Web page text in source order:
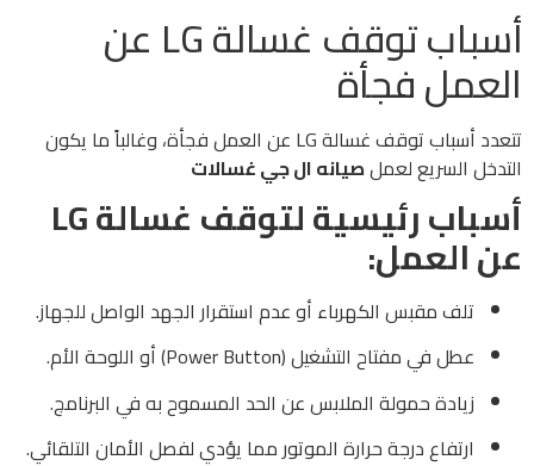
أسباب توقف غسالة LG عن
العمل فجأة
تتعدد أسباب توقف غسالة LG عن العمل فجأة، وغالباً ما يكون
التدخل السريع لعملصيانه ال جي غسالات
أسباب رئيسية لتوقف غسالة LG
عن العمل:
تلف مقبس الكهرباء أو عدم استقرار الجهد الواصل للجهاز.
عطل في مفتاح التشغيل (Power Button) أو اللوحة الأم.
زيادة حمولة الملابس عن الحد المسموح به في البرنامج.
ارتفاع درجة حرارة الموتور مما يؤدي لفصل الأمان التلقائي.